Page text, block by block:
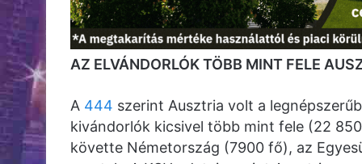
AZ ELVÁNDORLÓK TÖBB MINT FELE
A 444 szerint Ausztria volt a
kivándorlók kicsivel több mint fele (22
követte Németország (7900 fő), az